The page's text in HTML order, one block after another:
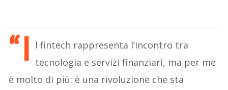
“I l fintech rappresenta l’incontro tra
tecnologia e servizi finanziari, ma per me
è molto di più: è una rivoluzione che sta